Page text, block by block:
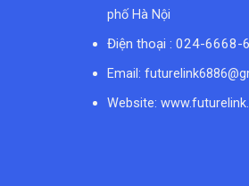
phố Hà Nội
Điện thoại : 024-
Email:
Website: